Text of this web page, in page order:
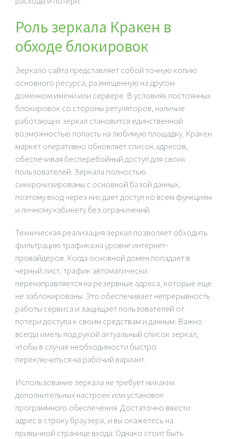
Роль зеркала Кракен в
обходе блокировок
Зеркало сайта представляет собой точную копию
основного ресурса, размещенную на другом
доменном имени или сервере. В условиях постоянных
блокировок со стороны регуляторов, наличие
работающих зеркал становится единственной
возможностью попасть на любимую площадку. Кракен
маркет оперативно обновляет список адресов,
обеспечивая бесперебойный доступ для своих
пользователей. Зеркала полностью
синхронизированы с основной базой данных,
поэтому вход через них дает доступ ко всем функциям
и личному кабинету без ограничений.
Техническая реализация зеркал позволяет обходить
фильтрацию трафика на уровне интернет-
провайдеров. Когда основной домен попадает в
черный лист, трафик автоматически
перенаправляется на резервные адреса, которые еще
не заблокированы. Это обеспечивает непрерывность
работы сервиса и защищает пользователей от
потери доступа к своим средствам и данным. Важно
всегда иметь под рукой актуальный список зеркал,
чтобы в случае необходимости быстро
переключиться на рабочий вариант.
Использование зеркала не требует никаких
дополнительных настроек или установок
программного обеспечения. Достаточно ввести
адрес в строку браузера, и вы окажетесь на
привычной странице входа. Однако стоит быть